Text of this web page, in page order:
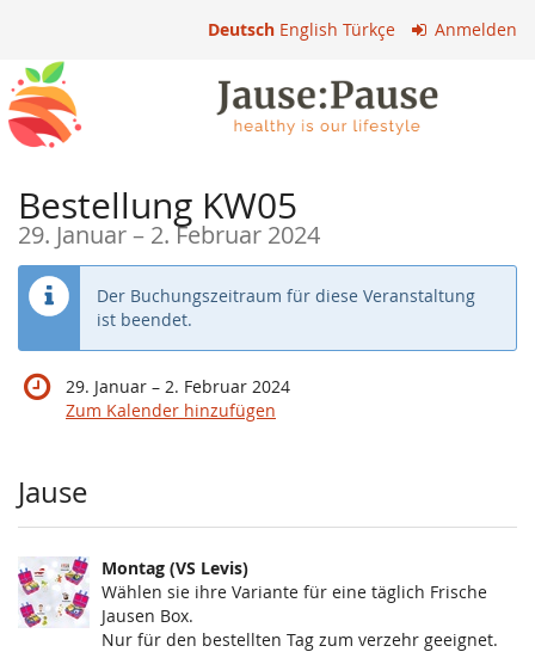
Inhalt
springen
Deutsch English Türkçe Anmelden
Bestellung KW05
29. Januar–bis
2. Februar 2024
Der Buchungszeitraum für diese Veranstaltung
ist beendet.
29. Januar –bis
2. Februar 2024
Zum Kalender hinzufügen
Produkte
Jause
Montag (VS Levis)
Wählen sie ihre Variante für eine täglich Frische
Jausen Box.
Nur für den bestellten Tag zum verzehr geeignet.